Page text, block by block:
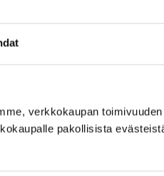
verkkokaupan
pakollisista
tuotteita
vielä